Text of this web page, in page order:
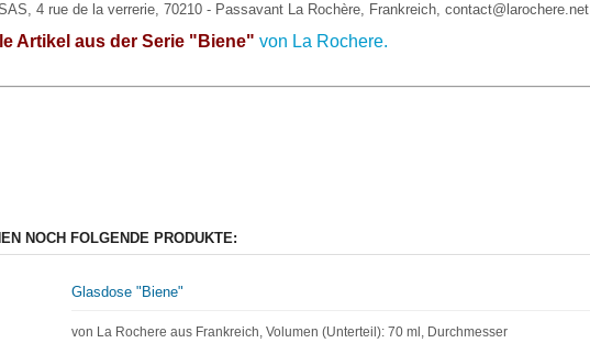
4 rue de la verrerie, 70210 - Passavant La Rochère, Frankreich, contact@larochere.net
Artikel aus der Serie "Biene" von La Rochere.
NOCH FOLGENDE PRODUKTE:
Glasdose "Biene"
von La Rochere aus Frankreich, Volumen (Unterteil): 70 ml, Durchmesser